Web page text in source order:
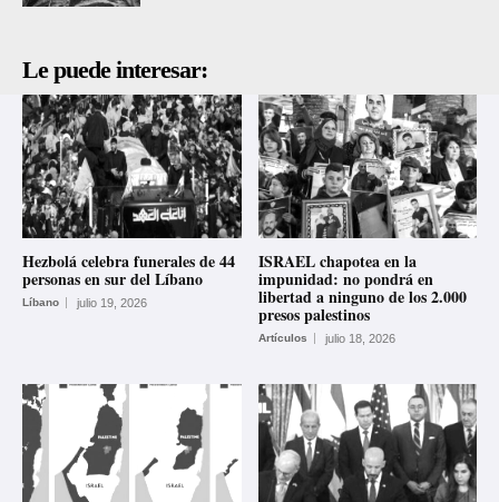
Le puede interesar:
Hezbolá celebra funerales de 44
personas en sur del Líbano
Líbano julio 19, 2026
ISRAEL chapotea en la
impunidad: no pondrá en
libertad a ninguno de los 2.000
presos palestinos
Artículos julio 18, 2026